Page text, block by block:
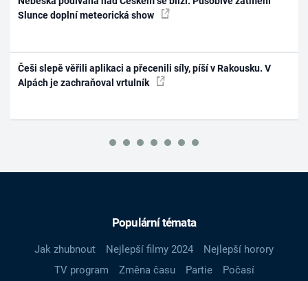
Slunce doplní meteorická show
Češi slepě věřili aplikaci a přecenili síly, píší v Rakousku. V
Alpách je zachraňoval vrtulník
Populární témata
Jak zhubnout Nejlepší filmy 2024
Nejlepší horory
TV program
Změna času Partie
Počasí